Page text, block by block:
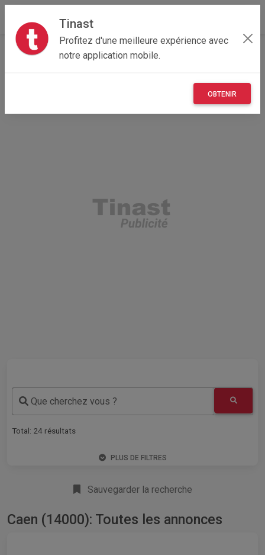
Tinast
Profitez d'une meilleure expérience avec
notre application mobile.
OBTENIR
Accueil Recherche Normandie
Que cherchez vous ?
Total: 24 résultats
PLUS DE FILTRES
Sauvegarder la recherche
Caen (14000): Toutes les annonces